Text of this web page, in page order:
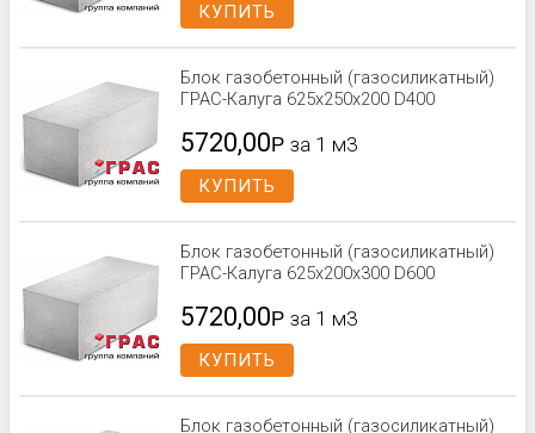
КУПИТЬ
Блок газобетонный (газосиликатный)
ГРАС-Калуга 625x250x200 D400
5720,00Р за 1 м3
КУПИТЬ
Блок газобетонный (газосиликатный)
ГРАС-Калуга 625x200x300 D600
5720,00Р за 1 м3
КУПИТЬ
Блок газобетонный (газосиликатный)